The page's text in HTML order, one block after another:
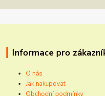
Informace pro
O nás
Jak nakupovat
Obchodní podmínky